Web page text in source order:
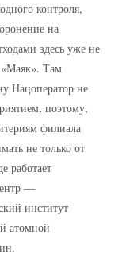
контроля,
на
здесь уже не
Там
Нацоператор не
поэтому,
филиала
не только от
работает
—
институт
атомной